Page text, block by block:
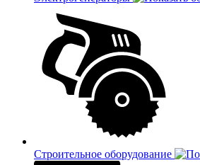
Строительное оборудование